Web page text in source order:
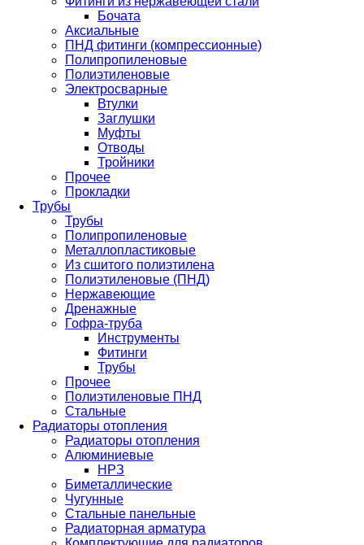
Бочата
Аксиальные
ПНД фитинги (компрессионные)
Полипропиленовые
Полиэтиленовые
Электросварные
Втулки
Заглушки
Муфты
Отводы
Тройники
Прочее
Прокладки
Трубы
Трубы
Полипропиленовые
Металлопластиковые
Из сшитого полиэтилена
Полиэтиленовые (ПНД)
Нержавеющие
Дренажные
Гофра-труба
Инструменты
Фитинги
Трубы
Прочее
Полиэтиленовые ПНД
Стальные
Радиаторы отопления
Радиаторы отопления
Алюминиевые
НРЗ
Биметаллические
Чугунные
Стальные панельные
Радиаторная арматура